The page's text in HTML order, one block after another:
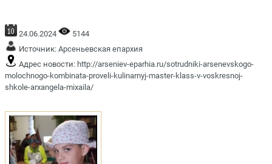
24.06.2024
5144
Источник: Арсеньевская епархия
Адрес новости: http://arseniev-eparhia.ru/sotrudniki-arsenevskogo-
molochnogo-kombinata-proveli-kulinarnyj-master-klass-v-voskresnoj-
shkole-arxangela-mixaila/